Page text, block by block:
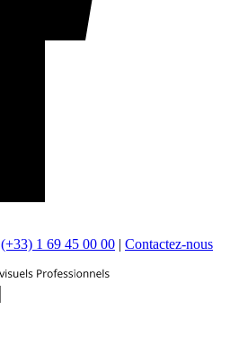
(+33) 1 69 45 00 00 | Contactez-nous